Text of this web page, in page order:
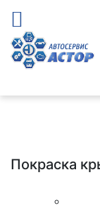
Покраска